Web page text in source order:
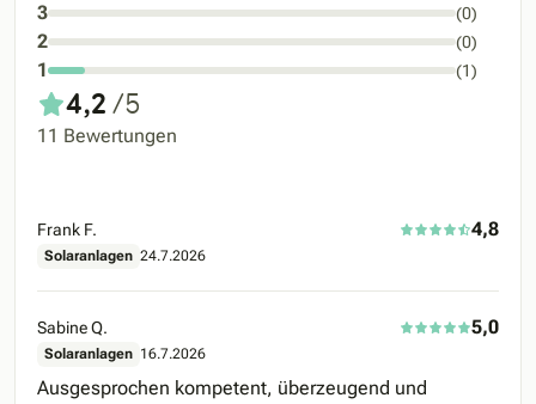
3 (0)
2 (0)
1 (1)
4,2 /5
11 Bewertungen
Frank F. 4,8
Solaranlagen 24.7.2026
Sabine Q. 5,0
Solaranlagen 16.7.2026
Ausgesprochen kompetent, überzeugend und